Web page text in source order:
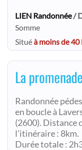
LIEN Randonnée/
Somme
Situéà moins de
La
Randonnée
en boucle à
(2600). Distance
l'itinéraire : 8km.
Durée totale :